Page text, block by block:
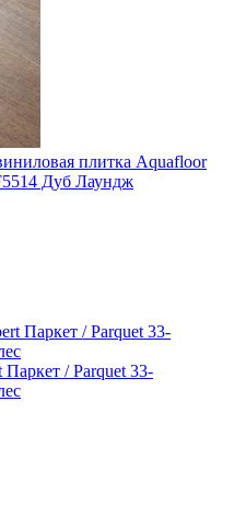
плитка Aquafloor
Дуб Лаундж
/ Parquet 33-